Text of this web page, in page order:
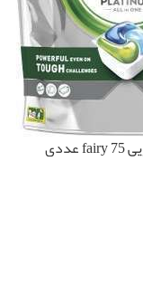
قرص ماشین ظرفشویی fairy 75 عددی